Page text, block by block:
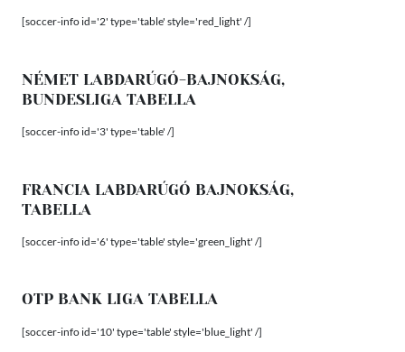
[soccer-info id='2' type='table' style='red_light' /]
NÉMET LABDARÚGÓ-BAJNOKSÁG,
BUNDESLIGA TABELLA
[soccer-info id='3' type='table' /]
FRANCIA LABDARÚGÓ BAJNOKSÁG,
TABELLA
[soccer-info id='6' type='table' style='green_light' /]
OTP BANK LIGA TABELLA
[soccer-info id='10' type='table' style='blue_light' /]